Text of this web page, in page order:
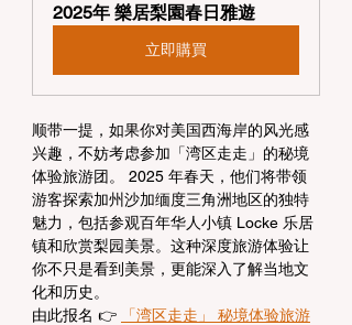
2025年 樂居梨園春日雅遊
立即購買
顺带一提，如果你对美国西海岸的风光感
兴趣，不妨考虑参加「湾区走走」的秘境
体验旅游团。 2025 年春天，他们将带领
游客探索加州沙加缅度三角洲地区的独特
魅力，包括参观百年华人小镇 Locke 乐居
镇和欣赏梨园美景。这种深度旅游体验让
你不只是看到美景，更能深入了解当地文
化和历史。
由此报名 👉
「湾区走走」 秘境体验旅游